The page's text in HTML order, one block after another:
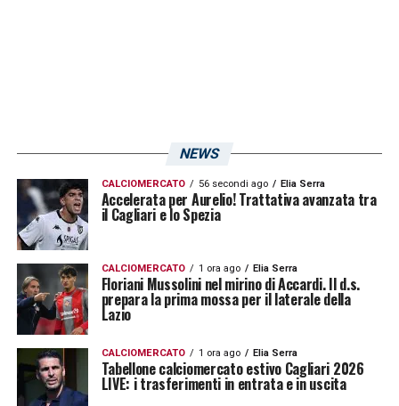
NEWS
CALCIOMERCATO 56 secondi ago Elia Serra
Accelerata per Aurelio! Trattativa avanzata tra
il Cagliari e lo Spezia
CALCIOMERCATO 1 ora ago Elia Serra
Floriani Mussolini nel mirino di Accardi. Il d.s.
prepara la prima mossa per il laterale della
Lazio
CALCIOMERCATO 1 ora ago Elia Serra
Tabellone calciomercato estivo Cagliari 2026
LIVE: i trasferimenti in entrata e in uscita